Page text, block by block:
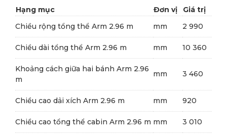
Hạng mục Đơn vị
Giá trị
Chiều rộng tổng thể Arm 2.96 m
mm 2 990
Chiều dài tổng thể Arm 2.96 m mm 10 360
Khoảng cách giữa hai bánh Arm 2.96
m
mm 3 460
Chiều cao dải xích Arm 2.96 m mm 920
Chiều cao tổng thể cabin Arm 2.96 m mm 3 010